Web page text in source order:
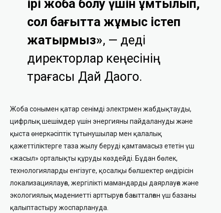
ірі жоба болу үшін ұмтылып,
сол бағытта жұмыс істеп
жатырмыз», — деді
директорлар кеңесінің
төрағасы Дай Даого.
Жоба сонымен қатар сенімді электрмен жабдықтауды,
цифрлық шешімдер үшін энергияны пайдалануды және
қыста өнеркәсіптік тұтынушылар мен қалалық
қажеттіліктерге таза жылу беруді қамтамасыз ететін үш
«жасыл» орталықты құруды көздейді. Бұдан бөлек,
технологияларды енгізуге, қосалқы бөлшектер өндірісін
локализациялауға, жергілікті мамандарды даярлауға және
экологиялық мәдениетті арттыруға бағытталған үш базаны
қалыптастыру жоспарлануда.